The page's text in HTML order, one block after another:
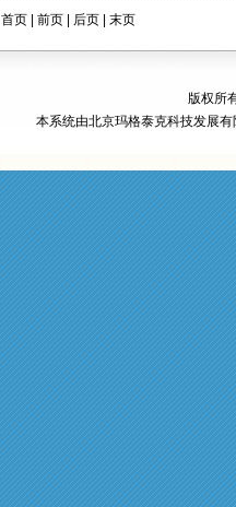
首页 | 前页 | 后页 末页
版权所
本系统由北京玛格泰克科技发展有